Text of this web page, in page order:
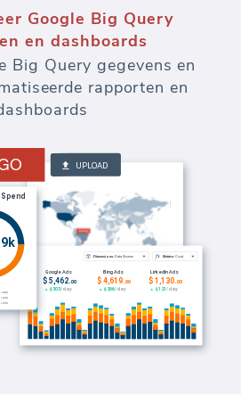
marketingrapporten en
en meet de effectiviteit
dollar aan betaalde